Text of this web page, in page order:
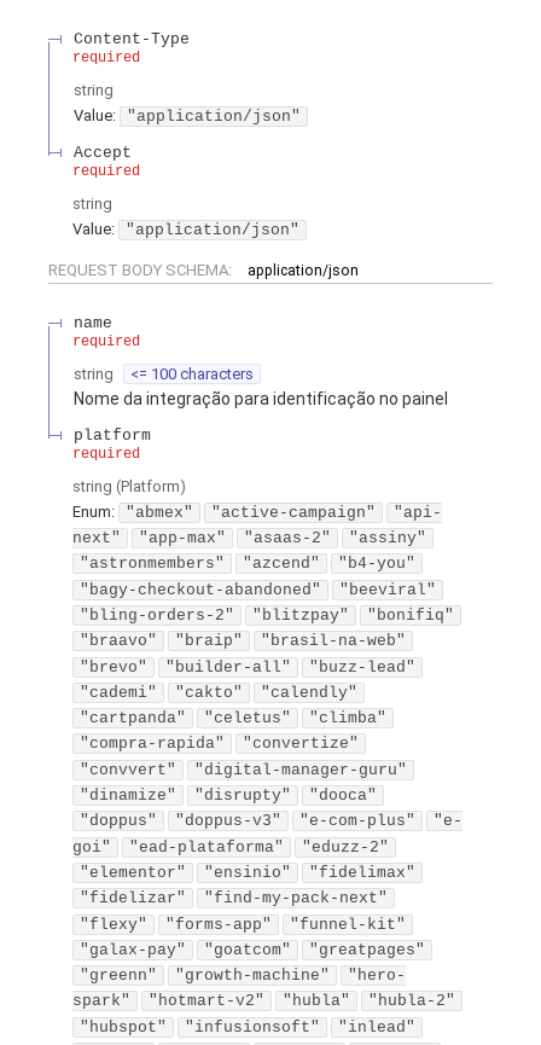
Content-Type
required
string
Value: "application/json"
Accept
required
string
Value: "application/json"
REQUEST BODY SCHEMA: application/json
name
required
string <= 100 characters
Nome da integração para identificação no painel
platform
required
string (Platform)
Enum: "abmex" "active-campaign"
"api-
next"
"app-max" "asaas-2"
"assiny"
"astronmembers"
"azcend"
"b4-you"
"bagy-checkout-abandoned"
"beeviral"
"bling-orders-2"
"blitzpay"
"bonifiq"
"braavo"
"braip"
"brasil-na-web"
"brevo"
"builder-all"
"buzz-lead"
"cademi"
"cakto"
"calendly"
"cartpanda"
"celetus"
"climba"
"compra-rapida"
"convertize"
"convvert"
"digital-manager-guru"
"dinamize"
"disrupty"
"dooca"
"doppus"
"doppus-v3" "e-com-plus"
"e-
goi"
"ead-plataforma"
"eduzz-2"
"elementor"
"ensinio"
"fidelimax"
"fidelizar"
"find-my-pack-next"
"flexy"
"forms-app"
"funnel-kit"
"galax-pay"
"goatcom"
"greatpages"
"greenn"
"growth-machine"
"hero-
spark"
"hotmart-v2" "hubla"
"hubla-2"
"hubspot"
"infusionsoft"
"inlead"